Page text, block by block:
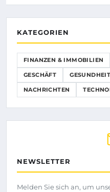
KATEGORIEN
FINANZEN & IMMOBILIEN
GESCHÄFT GESUNDHEIT
NACHRICHTEN
NEWSLETTER
Melden Sie sich an, um